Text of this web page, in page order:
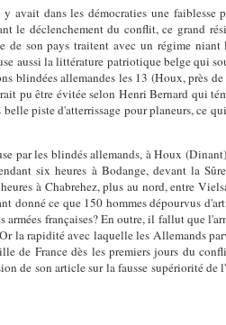
dans les démocraties une
le déclenchement du conflit, ce grand
de son pays traitent avec un régime
aussi la littérature patriotique belge qui
blindées allemandes les 13 (Houx, près
pu être évitée selon Henri Bernard qui
piste d'atterrissage pour planeurs, ce
par les blindés allemands, à Houx
six heures à Bodange, devant la
à Chabrehez, plus au nord, entre
donné ce que 150 hommes dépourvus
françaises? En outre, il fallut que
la rapidité avec laquelle les Allemands
de France dès les premiers jours du
de son article sur la fausse supériorité de